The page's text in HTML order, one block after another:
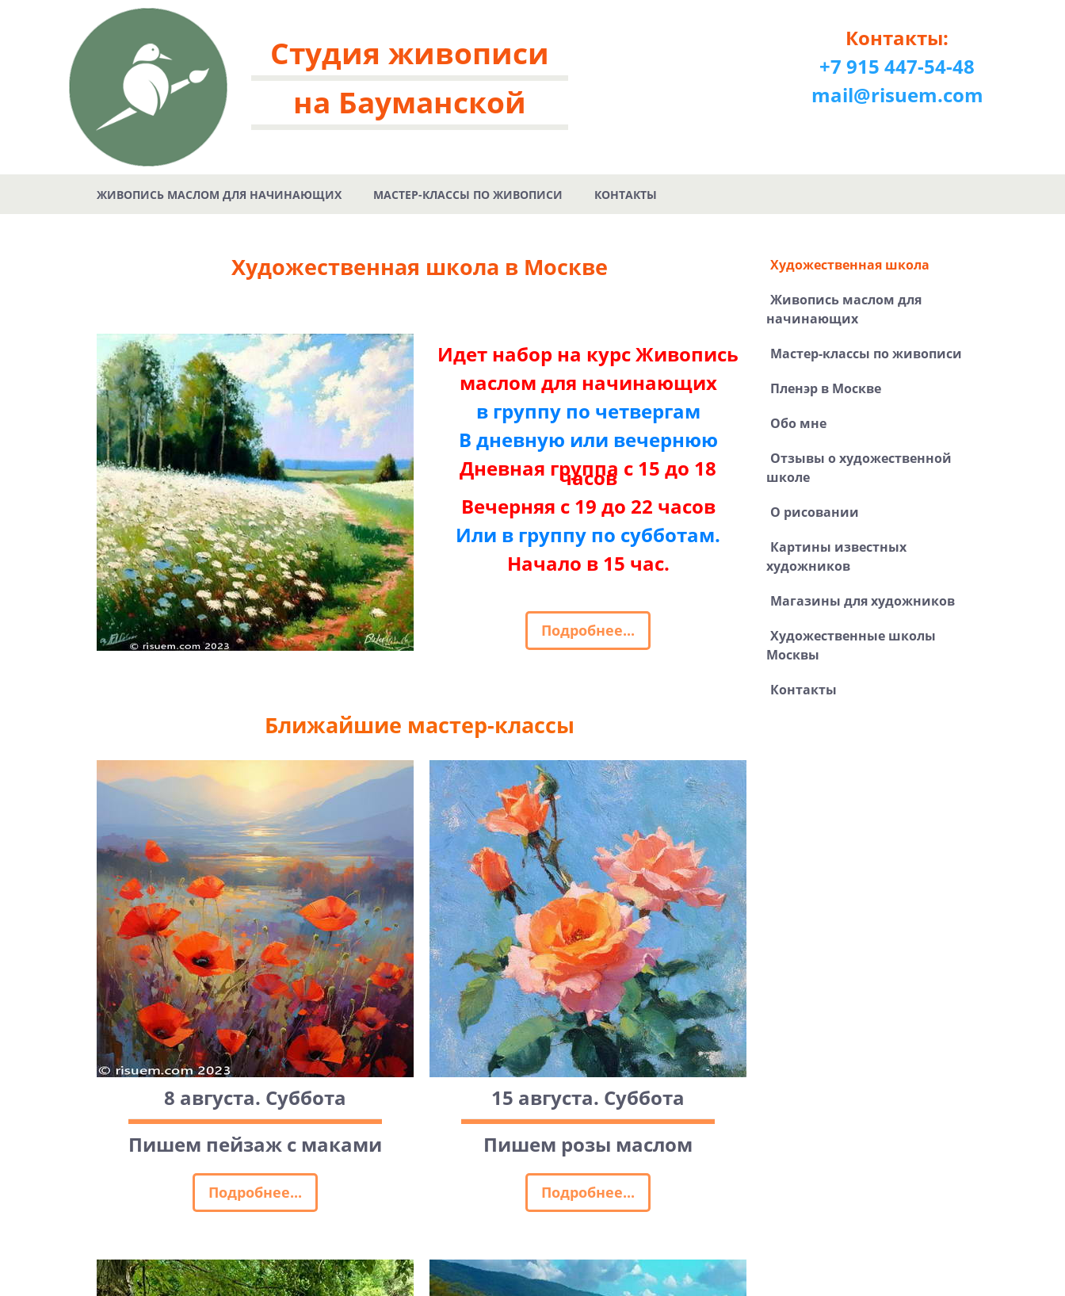
Студия живописи
на Бауманской
Контакты:
+7 915 447-54-48
mail@risuem.com
ЖИВОПИСЬ МАСЛОМ ДЛЯ НАЧИНАЮЩИХ МАСТЕР-КЛАССЫ ПО ЖИВОПИСИ КОНТАКТЫ
Художественная школа в Москве
Идет набор на курс Живопись
маслом для начинающих
в группу по четвергам
В дневную или вечернюю
Дневная группа с 15 до 18
часов
Вечерняя с 19 до 22 часов
Или в группу по субботам.
Начало в 15 час.
Подробнее...
Ближайшие мастер-классы
8 августа. Суббота
Пишем пейзаж с маками
Подробнее...
15 августа. Суббота
Пишем розы маслом
Подробнее...
Художественная школа
Живопись маслом для
начинающих
Мастер-классы по живописи
Пленэр в Москве
Обо мне
Отзывы о художественной
школе
О рисовании
Картины известных
художников
Магазины для художников
Художественные школы
Москвы
Контакты